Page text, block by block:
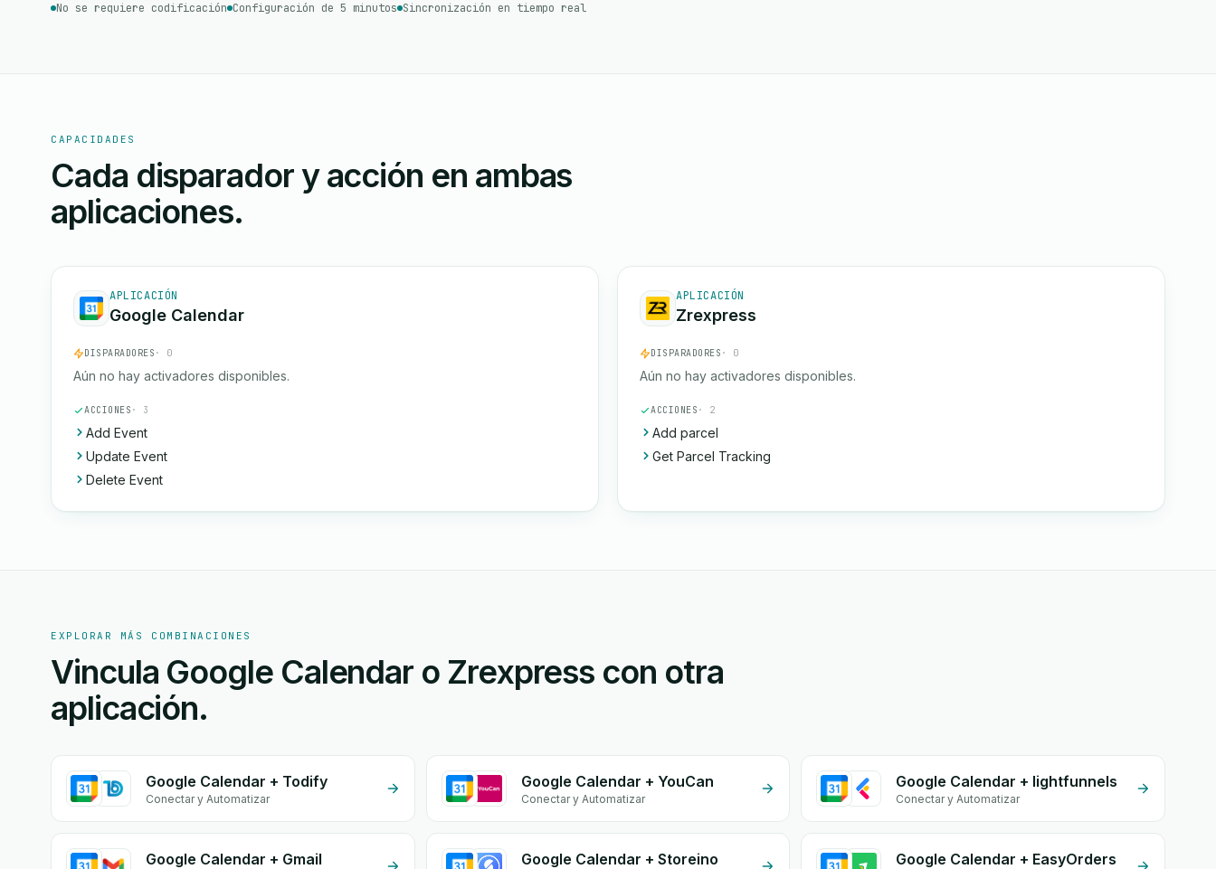
No se requiere codificación Configuración de 5 minutos Sincronización en tiempo real
CAPACIDADES
Cada disparador y acción en ambas
aplicaciones.
APLICACIÓN
Google Calendar
DISPARADORES · 0
Aún no hay activadores disponibles.
ACCIONES · 3
Add Event
Update Event
Delete Event
APLICACIÓN
Zrexpress
DISPARADORES · 0
Aún no hay activadores disponibles.
ACCIONES · 2
Add parcel
Get Parcel Tracking
EXPLORAR MÁS COMBINACIONES
Vincula Google Calendar o Zrexpress con otra
aplicación.
Google Calendar + Todify
Conectar y Automatizar
Google Calendar + YouCan
Conectar y Automatizar
Google Calendar + lightfunnels
Conectar y Automatizar
Google Calendar + Gmail Google Calendar + Storeino Google Calendar + EasyOrders